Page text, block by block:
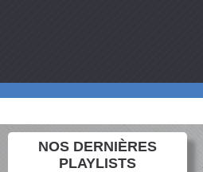
NOS DERNIÈRES
PLAYLISTS